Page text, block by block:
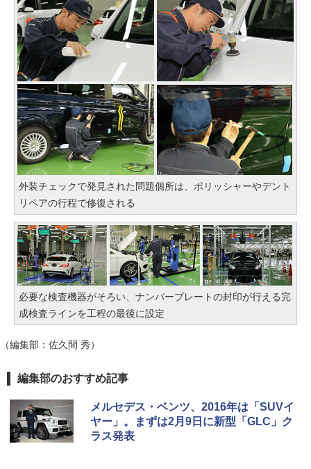
外装チェックで発見された問題個所は、ポリッシャーやデント
リペアの行程で修復される
必要な検査機器がそろい、ナンバープレートの封印が行える完
成検査ラインを工程の最後に設定
（編集部：佐久間 秀）
編集部のおすすめ記事
メルセデス・ベンツ、2016年は「SUVイ
ヤー」。まずは2月9日に新型「GLC」ク
ラス発表